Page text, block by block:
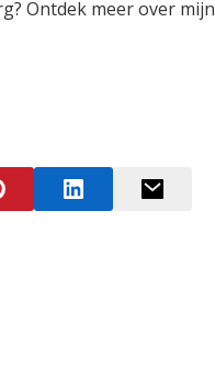
Ontdek meer over mijn